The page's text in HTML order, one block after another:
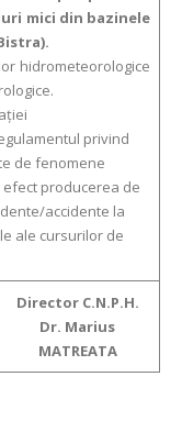
mici din bazinele
privind
de fenomene
producerea de
accidente la
ale cursurilor de
Director C.N.P.H.
Dr. Marius
MATREATA